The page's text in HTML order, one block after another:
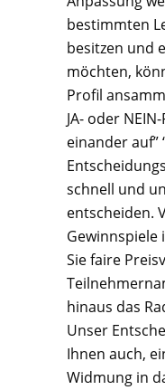
bestimmten
besitzen und
möchten,
Profil
JA- oder
einander auf”
schnell und
entscheiden.
Sie faire
hinaus das
Unser
Ihnen auch,
Widmung in